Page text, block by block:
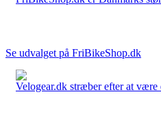
Se udvalget på FriBikeShop.dk
Velogear.dk stræber efter at